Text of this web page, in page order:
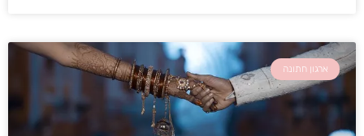
ארגון חתונה